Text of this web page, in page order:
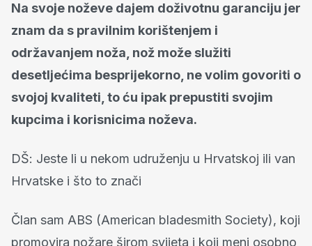
Na svoje noževe dajem doživotnu garanciju jer
znam da s pravilnim korištenjem i
održavanjem noža, nož može služiti
desetljećima besprijekorno, ne volim govoriti o
svojoj kvaliteti, to ću ipak prepustiti svojim
kupcima i korisnicima noževa.
DŠ: Jeste li u nekom udruženju u Hrvatskoj ili van
Hrvatske i što to znači
Član sam ABS (American bladesmith Society), koji
promovira nožare širom svijeta i koji meni osobno